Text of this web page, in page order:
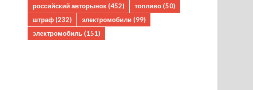
российский авторынок (452) топливо (50)
штраф (232) электромобили (99)
электромобиль (151)